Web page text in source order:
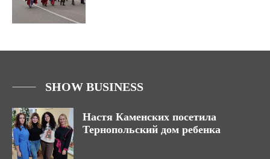
SHOW BUSINESS
Настя Каменских посетила
Тернопольский дом ребенка